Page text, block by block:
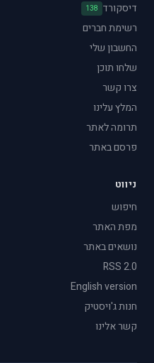
דיסקורד 138
רשימת חברים
החשבון שלי
שלחו תוכן
צרו קשר
המלץ עלינו
תרומה לאתר
פרסם באתר
ניווט
חיפוש
מפת האתר
נושאים באתר
RSS 2.0
English version
חנות ג'ויסטיק
קשר אלינו